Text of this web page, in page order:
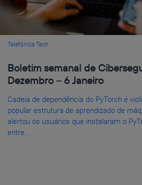
Telefónica Tech
Boletim semanal de
Dezembro – 6 Janeiro
Cadeia de dependência do PyTorch é
popular estrutura de aprendizado de
alertou os usuários que instalaram o
entre...